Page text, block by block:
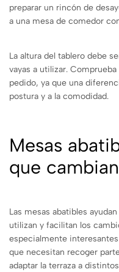
preparar un rincón de
a una mesa de comedor
La altura del tablero debe
vayas a utilizar.
pedido, ya que una
postura y a la comodidad.
Mesas
que
Las mesas abatibles
utilizan y facilitan los
especialmente
que necesitan recoger
adaptar la terraza a